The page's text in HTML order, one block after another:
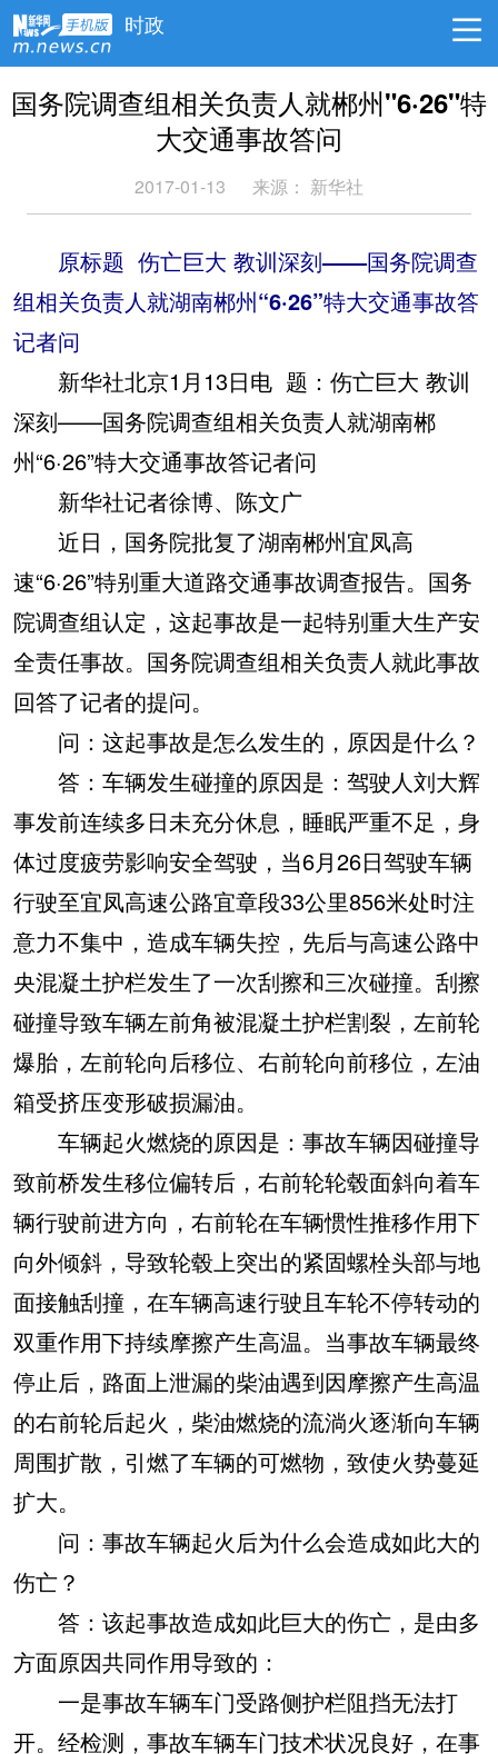
时政
国务院调查组相关负责人就郴州"6·26"特
大交通事故答问
2017-01-13 来源： 新华社
原标题 伤亡巨大 教训深刻——国务院调查
组相关负责人就湖南郴州“6·26”特大交通事故答
记者问
新华社北京1月13日电 题：伤亡巨大 教训
深刻——国务院调查组相关负责人就湖南郴
州“6·26”特大交通事故答记者问
新华社记者徐博、陈文广
近日，国务院批复了湖南郴州宜凤高
速“6·26”特别重大道路交通事故调查报告。国务
院调查组认定，这起事故是一起特别重大生产安
全责任事故。国务院调查组相关负责人就此事故
回答了记者的提问。
问：这起事故是怎么发生的，原因是什么？
答：车辆发生碰撞的原因是：驾驶人刘大辉
事发前连续多日未充分休息，睡眠严重不足，身
体过度疲劳影响安全驾驶，当6月26日驾驶车辆
行驶至宜凤高速公路宜章段33公里856米处时注
意力不集中，造成车辆失控，先后与高速公路中
央混凝土护栏发生了一次刮擦和三次碰撞。刮擦
碰撞导致车辆左前角被混凝土护栏割裂，左前轮
爆胎，左前轮向后移位、右前轮向前移位，左油
箱受挤压变形破损漏油。
车辆起火燃烧的原因是：事故车辆因碰撞导
致前桥发生移位偏转后，右前轮轮毂面斜向着车
辆行驶前进方向，右前轮在车辆惯性推移作用下
向外倾斜，导致轮毂上突出的紧固螺栓头部与地
面接触刮撞，在车辆高速行驶且车轮不停转动的
双重作用下持续摩擦产生高温。当事故车辆最终
停止后，路面上泄漏的柴油遇到因摩擦产生高温
的右前轮后起火，柴油燃烧的流淌火逐渐向车辆
周围扩散，引燃了车辆的可燃物，致使火势蔓延
扩大。
问：事故车辆起火后为什么会造成如此大的
伤亡？
答：该起事故造成如此巨大的伤亡，是由多
方面原因共同作用导致的：
一是事故车辆车门受路侧护栏阻挡无法打
开。经检测，事故车辆车门技术状况良好，在事